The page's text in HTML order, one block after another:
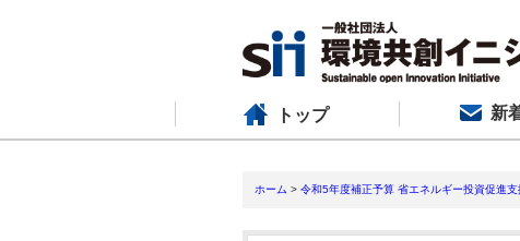
トップ 新
ホーム > 令和5年度補正予算 省エネルギー投資促進支